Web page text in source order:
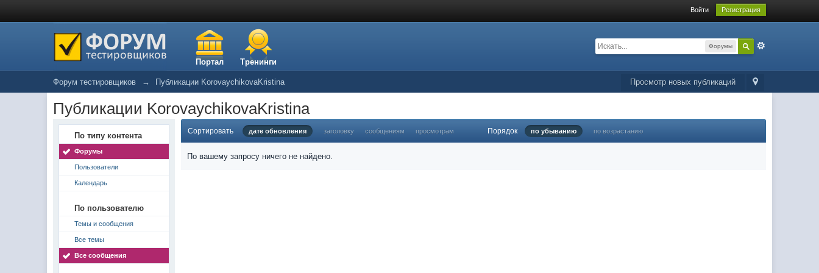
Войти Регистрация
Портал Тренинги
Форумы
Просмотр новых публикаций
Форум тестировщиков → Публикации KorovaychikovaKristina
Публикации KorovaychikovaKristina
По типу контента
Форумы
Пользователи
Календарь
По пользователю
Темы и сообщения
Все темы
Все сообщения
Сортировать дате обновления заголовку сообщениям просмотрам Порядок по убыванию по возрастанию
По вашему запросу ничего не найдено.